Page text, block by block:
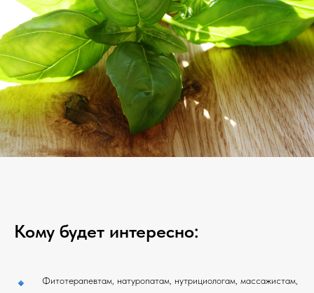
Кому будет интересно:
Фитотерапевтам, натуропатам, нутрициологам, массажистам,